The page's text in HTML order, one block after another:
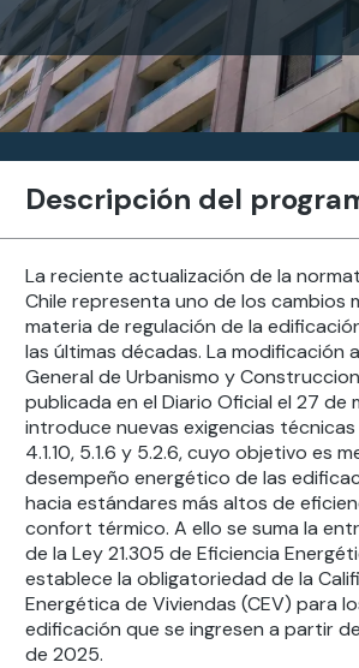
Descripción del
La reciente actualización de la
Chile representa uno de los cambios
materia de regulación de la
las últimas décadas. La modificación
General de Urbanismo y
publicada en el Diario Oficial el 27 de
introduce nuevas exigencias
4.1.10, 5.1.6 y 5.2.6, cuyo objetivo es
desempeño energético de las
hacia estándares más altos de
confort térmico. A ello se suma la
de la Ley 21.305 de Eficiencia
establece la obligatoriedad de la
Energética de Viviendas (CEV) para
edificación que se ingresen a partir
de 2025.